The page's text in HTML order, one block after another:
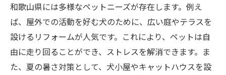
和歌山県には多様なペットニーズが存在します。例え
ば、屋外での活動を好む犬のために、広い庭やテラスを
設けるリフォームが人気です。これにより、ペットは自
由に走り回ることができ、ストレスを解消できます。ま
た、夏の暑さ対策として、犬小屋やキャットハウスを設